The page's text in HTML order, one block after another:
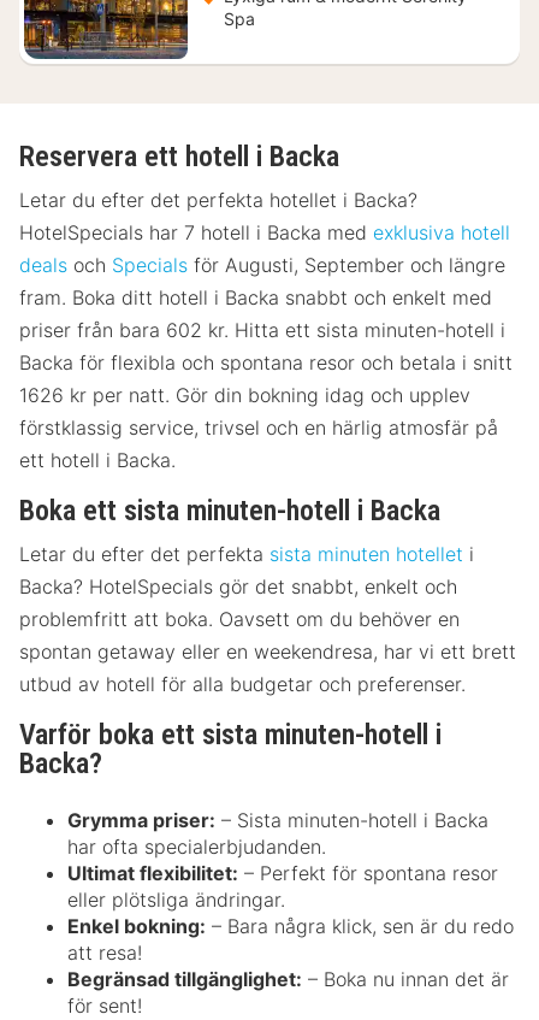
Spa
Reservera ett hotell i Backa
Letar du efter det perfekta hotellet i Backa?
HotelSpecials har 7 hotell i Backa med exklusiva hotell
deals och Specials för Augusti, September och längre
fram. Boka ditt hotell i Backa snabbt och enkelt med
priser från bara 602 kr. Hitta ett sista minuten-hotell i
Backa för flexibla och spontana resor och betala i snitt
1626 kr per natt. Gör din bokning idag och upplev
förstklassig service, trivsel och en härlig atmosfär på
ett hotell i Backa.
Boka ett sista minuten-hotell i Backa
Letar du efter det perfekta sista minuten hotellet i
Backa? HotelSpecials gör det snabbt, enkelt och
problemfritt att boka. Oavsett om du behöver en
spontan getaway eller en weekendresa, har vi ett brett
utbud av hotell för alla budgetar och preferenser.
Varför boka ett sista minuten-hotell i
Backa?
Grymma priser: – Sista minuten-hotell i Backa
har ofta specialerbjudanden.
Ultimat flexibilitet: – Perfekt för spontana resor
eller plötsliga ändringar.
Enkel bokning: – Bara några klick, sen är du redo
att resa!
Begränsad tillgänglighet: – Boka nu innan det är
för sent!